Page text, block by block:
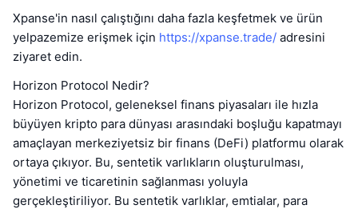
Xpanse'in nasıl çalıştığını daha fazla keşfetmek ve ürün
yelpazemize erişmek için https://xpanse.trade/ adresini
ziyaret edin.
Horizon Protocol Nedir?
Horizon Protocol, geleneksel finans piyasaları ile hızla
büyüyen kripto para dünyası arasındaki boşluğu kapatmayı
amaçlayan merkeziyetsiz bir finans (DeFi) platformu olarak
ortaya çıkıyor. Bu, sentetik varlıkların oluşturulması,
yönetimi ve ticaretinin sağlanması yoluyla
gerçekleştiriliyor. Bu sentetik varlıklar, emtialar, para